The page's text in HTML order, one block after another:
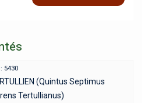
: 5430
(Quintus Septimus
Tertullianus)